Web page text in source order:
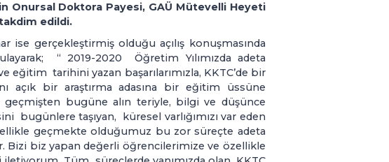
Onursal Doktora Payesi, GAÜ Mütevelli Heyeti
edildi.
ise gerçekleştirmiş olduğu açılış konuşmasında
“ 2019-2020 Öğretim Yılımızda adeta
eğitim tarihini yazan başarılarımızla, KKTC’de bir
açık bir araştırma adasına bir eğitim üssüne
bugüne alın teriyle, bilgi ve düşünce
bugünlere taşıyan, küresel varlığımızı var eden
geçmekte olduğumuz bu zor süreçte adeta
Bizi biz yapan değerli öğrencilerimize ve özellikle